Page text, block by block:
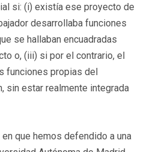
si: (i) existía ese proyecto de
desarrollaba funciones
se hallaban encuadradas
o, (iii) si por el contrario, el
funciones propias del
sin estar realmente integrada
que hemos defendido a una